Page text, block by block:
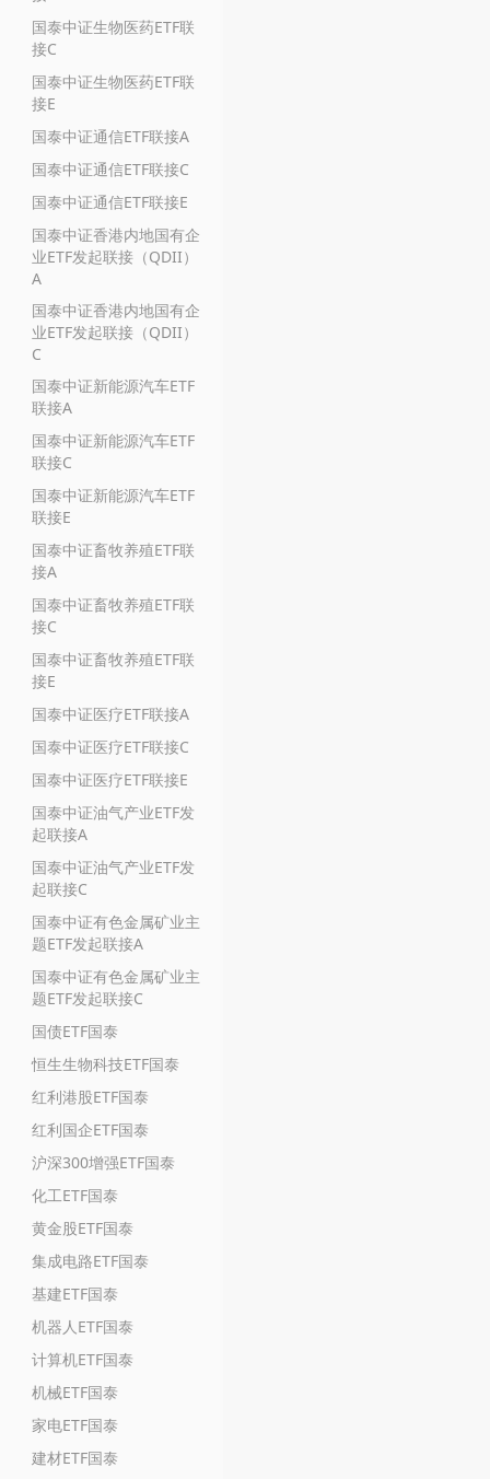
国泰中证生物医药ETF联
接C
国泰中证生物医药ETF联
接E
国泰中证通信ETF联接A
国泰中证通信ETF联接C
国泰中证通信ETF联接E
国泰中证香港内地国有企
业ETF发起联接（QDII）
A
国泰中证香港内地国有企
业ETF发起联接（QDII）
C
国泰中证新能源汽车ETF
联接A
国泰中证新能源汽车ETF
联接C
国泰中证新能源汽车ETF
联接E
国泰中证畜牧养殖ETF联
接A
国泰中证畜牧养殖ETF联
接C
国泰中证畜牧养殖ETF联
接E
国泰中证医疗ETF联接A
国泰中证医疗ETF联接C
国泰中证医疗ETF联接E
国泰中证油气产业ETF发
起联接A
国泰中证油气产业ETF发
起联接C
国泰中证有色金属矿业主
题ETF发起联接A
国泰中证有色金属矿业主
题ETF发起联接C
国债ETF国泰
恒生生物科技ETF国泰
红利港股ETF国泰
红利国企ETF国泰
沪深300增强ETF国泰
化工ETF国泰
黄金股ETF国泰
集成电路ETF国泰
基建ETF国泰
机器人ETF国泰
计算机ETF国泰
机械ETF国泰
家电ETF国泰
建材ETF国泰